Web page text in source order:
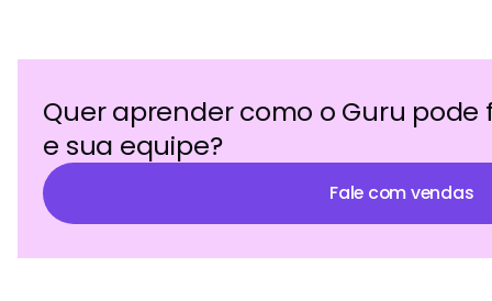
Quer aprender como o Guru
e sua equipe?
Fale com vendas